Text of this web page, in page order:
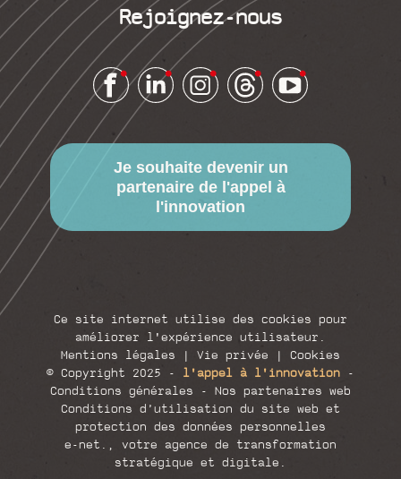
Rejoignez-nous
Je souhaite devenir un
partenaire de l'appel à
l'innovation
Ce site internet utilise des cookies pour
améliorer l'expérience utilisateur.
Mentions légales | Vie privée | Cookies
© Copyright 2025 - l'appel à l'innovation -
Conditions générales - Nos partenaires web
Conditions d’utilisation du site web et
protection des données personnelles
e-net. , votre agence de transformation
stratégique et digitale.